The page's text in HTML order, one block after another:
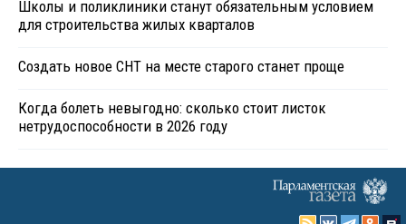
Школы и поликлиники станут обязательным условием
для строительства жилых кварталов
Создать новое СНТ на месте старого станет проще
Когда болеть невыгодно: сколько стоит листок
нетрудоспособности в 2026 году